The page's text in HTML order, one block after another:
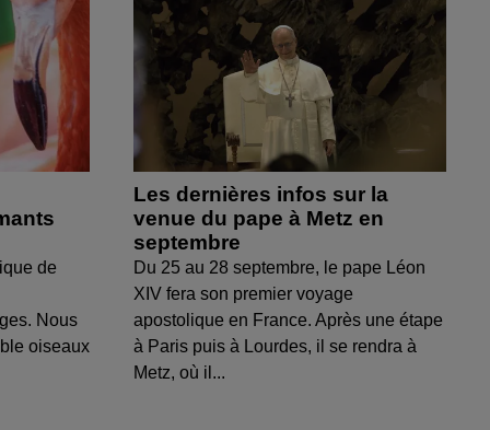
de
Nous
oiseaux
Les dernières infos sur la
venue du pape à Metz en
septembre
Du 25 au 28 septembre, le pape Léon
XIV fera son premier voyage
apostolique en France. Après une étape
à Paris puis à Lourdes, il se rendra à
Metz, où il...